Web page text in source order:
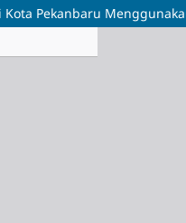
Pekanbaru